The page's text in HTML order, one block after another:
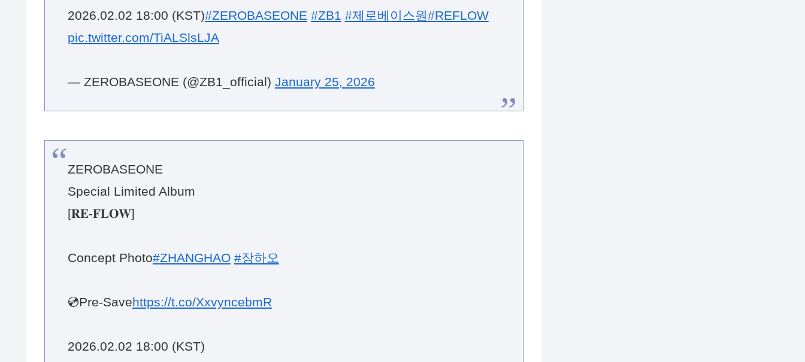
pic.twitter.com/TiALSlsLJA
Special Limited Album
[𝐑𝐄-𝐅𝐋𝐎𝐖]
#ZEROBASEONE #ZB1